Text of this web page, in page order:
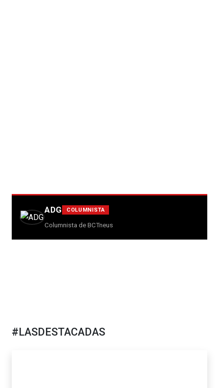
ADG COLUMNISTA
Columnista de BCTneus
#LASDESTACADAS